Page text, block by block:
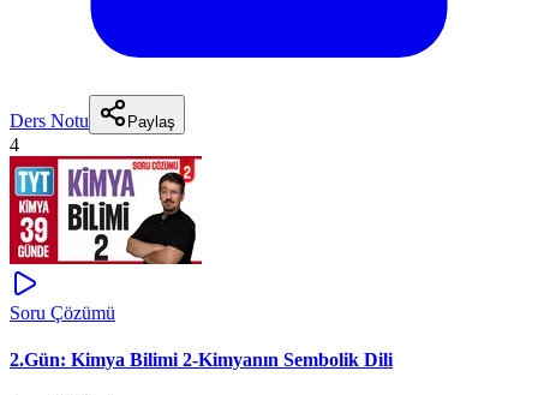
Ders Notu Paylaş
4
Soru Çözümü
2.Gün: Kimya Bilimi 2-Kimyanın Sembolik Dili